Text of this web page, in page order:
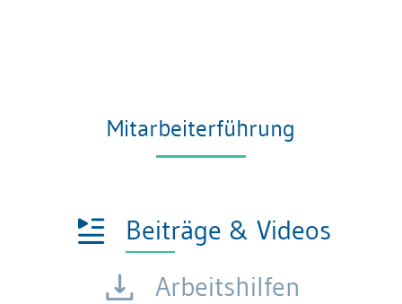
Mitarbeiterführung
Beiträge & Videos
Arbeitshilfen